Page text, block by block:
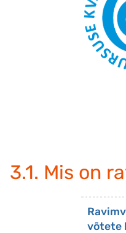
3.1. Mis on
võtete